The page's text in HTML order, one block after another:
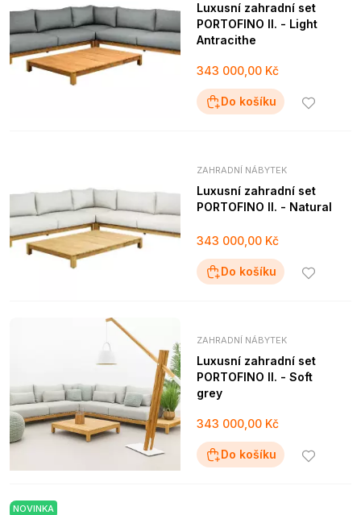
Luxusní zahradní set
PORTOFINO II. - Light
Antracithe
343 000,00 Kč
Do košíku
ZAHRADNÍ NÁBYTEK
Luxusní zahradní set
PORTOFINO II. - Natural
343 000,00 Kč
Do košíku
ZAHRADNÍ NÁBYTEK
Luxusní zahradní set
PORTOFINO II. - Soft
grey
343 000,00 Kč
Do košíku
NOVINKA